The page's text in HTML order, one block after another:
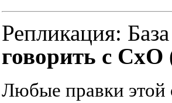
Репликация:
говорить с СхО
Любые правки этой